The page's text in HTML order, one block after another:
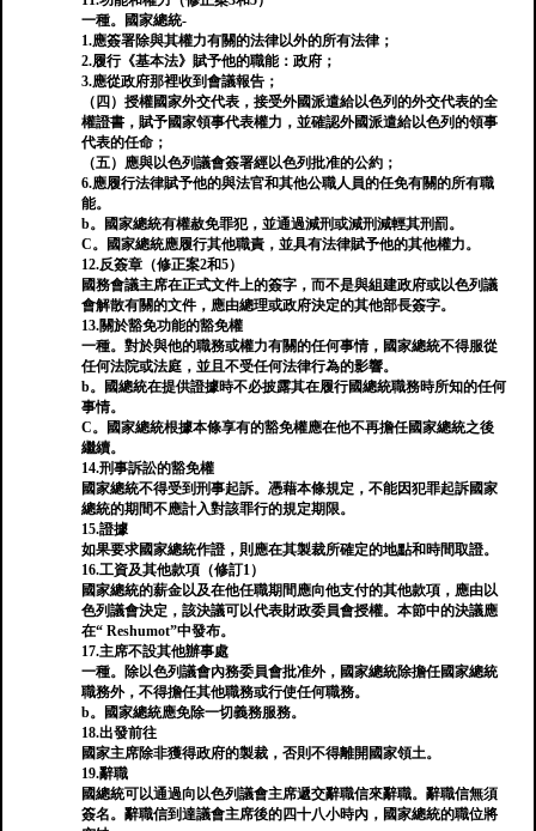
一種。國家總統-
1.應簽署除與其權力有關的法律以外的所有法律；
2.履行《基本法》賦予他的職能：政府；
3.應從政府那裡收到會議報告；
（四）授權國家外交代表，接受外國派遣給以色列的外交代表的全
權證書，賦予國家領事代表權力，並確認外國派遣給以色列的領事
代表的任命；
（五）應與以色列議會簽署經以色列批准的公約；
6.應履行法律賦予他的與法官和其他公職人員的任免有關的所有職
能。
b。國家總統有權赦免罪犯，並通過減刑或減刑減輕其刑罰。
C。國家總統應履行其他職責，並具有法律賦予他的其他權力。
12.反簽章（修正案2和5）
國務會議主席在正式文件上的簽字，而不是與組建政府或以色列議
會解散有關的文件，應由總理或政府決定的其他部長簽字。
13.關於豁免功能的豁免權
一種。對於與他的職務或權力有關的任何事情，國家總統不得服從
任何法院或法庭，並且不受任何法律行為的影響。
b。國總統在提供證據時不必披露其在履行國總統職務時所知的任何
事情。
C。國家總統根據本條享有的豁免權應在他不再擔任國家總統之後
繼續。
14.刑事訴訟的豁免權
國家總統不得受到刑事起訴。憑藉本條規定，不能因犯罪起訴國家
總統的期間不應計入對該罪行的規定期限。
15.證據
如果要求國家總統作證，則應在其製裁所確定的地點和時間取證。
16.工資及其他款項（修訂1）
國家總統的薪金以及在他任職期間應向他支付的其他款項，應由以
色列議會決定，該決議可以代表財政委員會授權。本節中的決議應
在“ Reshumot”中發布。
17.主席不設其他辦事處
一種。除以色列議會內務委員會批准外，國家總統除擔任國家總統
職務外，不得擔任其他職務或行使任何​​職務。
b。國家總統應免除一切義務服務。
18.出發前往
國家主席除非獲得政府的製裁，否則不得離開國家領土。
19.辭職
國總統可以通過向以色列議會主席遞交辭職信來辭職。辭職信無須
簽名。辭職信到達議會主席後的四十八小時內，國家總統的職位將